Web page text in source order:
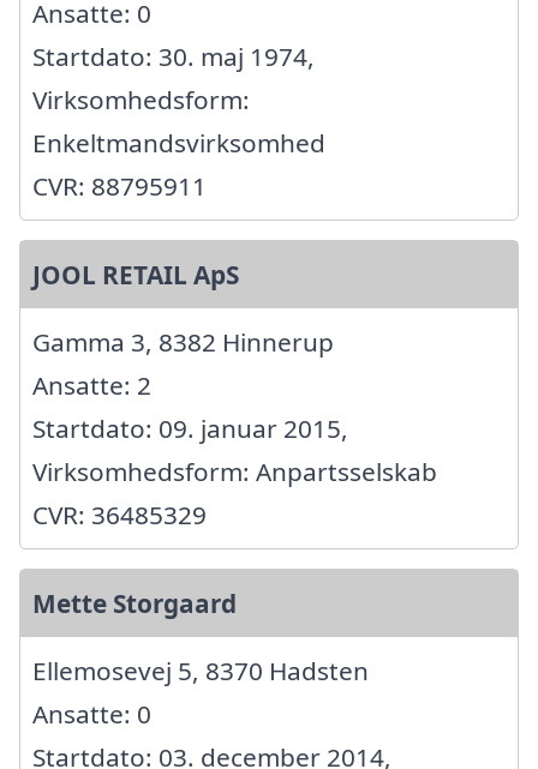
Ansatte: 0
Startdato: 30. maj 1974,
Virksomhedsform:
Enkeltmandsvirksomhed
CVR: 88795911
JOOL RETAIL ApS
Gamma 3, 8382 Hinnerup
Ansatte: 2
Startdato: 09. januar 2015,
Virksomhedsform: Anpartsselskab
CVR: 36485329
Mette Storgaard
Ellemosevej 5, 8370 Hadsten
Ansatte: 0
Startdato: 03. december 2014,